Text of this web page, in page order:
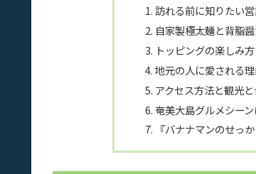
訪れる前に知りたい
自家製極太麺と背脂
トッピングの楽しみ
地元の人に愛される
アクセス方法と観光
奄美大島グルメシー
『バナナマンのせっ